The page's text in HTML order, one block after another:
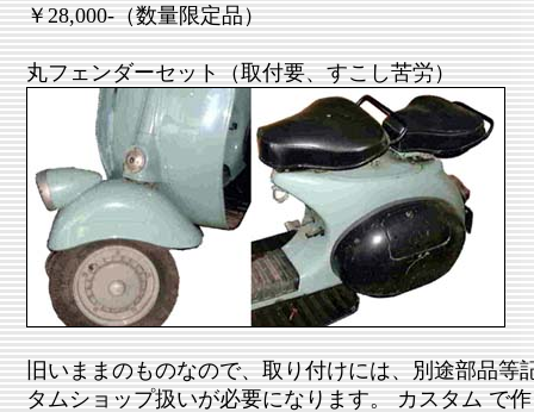
￥28,000-（数量限定品）
丸フェンダーセット（取付要、すこし苦労）
旧いままのものなので、取り付けには、別途部品等
タムショップ扱いが必要になります。 カスタム で